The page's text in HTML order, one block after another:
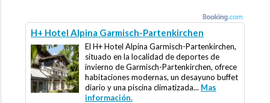
H+ Hotel Alpina Garmisch-Partenkirchen
El H+ Hotel Alpina Garmisch-Partenkirchen,
situado en la localidad de deportes de
invierno de Garmisch-Partenkirchen, ofrece
habitaciones modernas, un desayuno buffet
diario y una piscina climatizada... Mas
información.